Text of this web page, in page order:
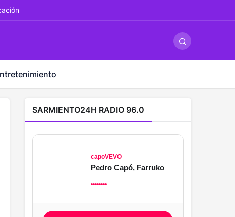
-
SARMIENTO24H RADIO 96.0
capoVEVO
Pedro Capó, Farruko